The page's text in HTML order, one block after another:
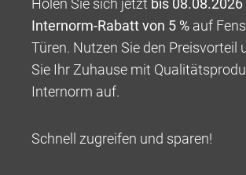
Holen Sie sich jetzt bis 08.08.2026
Internorm-Rabatt von 5 % auf
Türen. Nutzen Sie den Preisvorteil
Sie Ihr Zuhause mit
Internorm auf.
Schnell zugreifen und sparen!